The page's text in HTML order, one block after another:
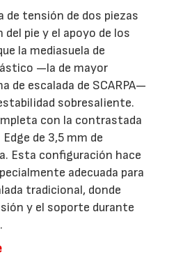
de tensión de dos piezas
del pie y el apoyo de los
la mediasuela de
—la de mayor
de escalada de SCARPA—
sobresaliente.
con la contrastada
de 3,5 mm de
Esta configuración hace
adecuada para
tradicional, donde
y el soporte durante